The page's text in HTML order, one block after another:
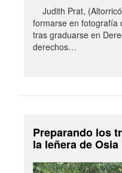
Judith Prat,
formarse en fotografía
tras graduarse en
derechos…
Preparando los
la leñera de Osia